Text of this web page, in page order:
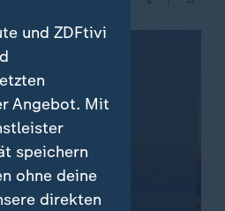
und ZDFtivi
Angebot. Mit
speichern
ohne deine
direkten